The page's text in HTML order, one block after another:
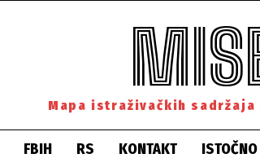
Mapa istraživačkih
FBIH RS KONTAKT